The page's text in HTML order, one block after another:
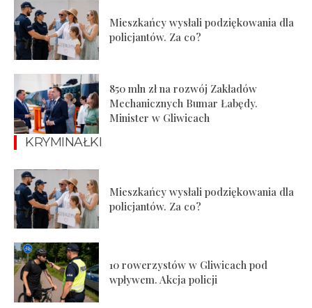
Mieszkańcy wysłali podziękowania dla
policjantów. Za co?
850 mln zł na rozwój Zakładów
Mechanicznych Bumar Łabędy.
Minister w Gliwicach
KRYMINAŁKI
Mieszkańcy wysłali podziękowania dla
policjantów. Za co?
10 rowerzystów w Gliwicach pod
wpływem. Akcja policji